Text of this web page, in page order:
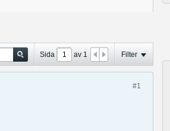
Sida av 1 Filter
#1